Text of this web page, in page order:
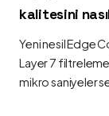
kalitesini
Yeni nesil Edge
Layer 7
mikro saniyeler